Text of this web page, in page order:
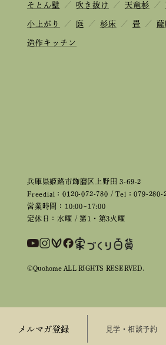
メルマガ登録 来場予約
兵庫県姫路市飾磨区上野田 3-69-2
Freedial：0120-072-780 / Tel：079-280-
営業時間：10:00~17:00
定休日：水曜 / 第1・第3火曜
そとん壁 ／ 吹き抜け ／ 天竜杉 ／
小上がり ／ 庭 ／ 杉床 ／ 畳 ／ 薩
造作キッチン
©Quohome ALL RIGHTS RESERVED.